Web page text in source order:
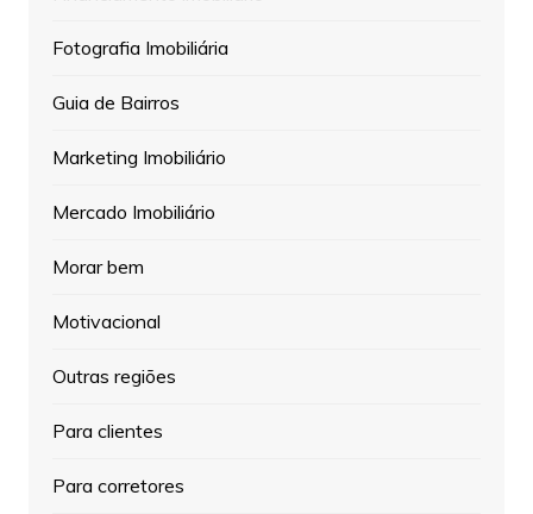
Fotografia Imobiliária
Guia de Bairros
Marketing Imobiliário
Mercado Imobiliário
Morar bem
Motivacional
Outras regiões
Para clientes
Para corretores